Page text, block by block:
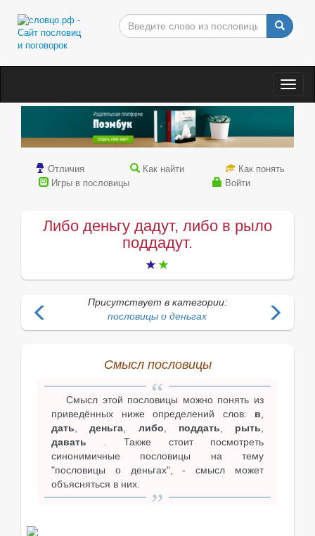
Отличия Как найти
Как понять
Игры в пословицы
Войти
Либо деньгу дадут, либо в рыло
поддадут.
Присутствует в категории:
пословицы о деньгах
Смысл пословицы
Смысл этой пословицы можно понять из
приведённых ниже определений слов: в,
дать,деньга, либо, поддать, рыть,
давать . Также стоит посмотреть
синонимичные пословицы на тему
"пословицы о деньгах", - смысл может
объясняться в них.